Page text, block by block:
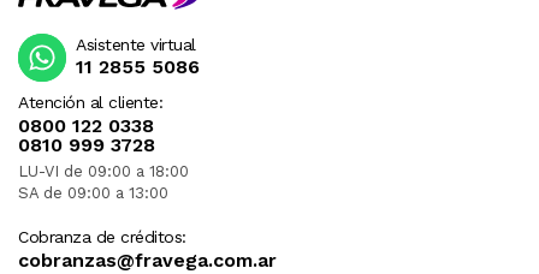
Atención al cliente:
0800 122 0338
0810 999 3728
LU-VI de 09:00 a 18:00
SA de 09:00 a 13:00
Cobranza de créditos:
cobranzas@fravega.com.ar
Asistente virtual
11 2855 5086